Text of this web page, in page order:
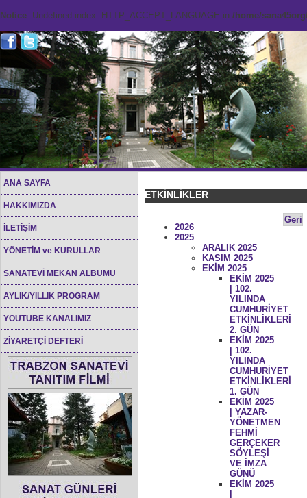
Notice: Undefined index: HTTP_ACCEPT_LANGUAGE in /home/
ANA SAYFA
HAKKIMIZDA
İLETİŞİM
YÖNETİM ve KURULLAR
SANATEVİ MEKAN ALBÜMÜ
AYLIK/YILLIK PROGRAM
YOUTUBE KANALIMIZ
ZİYARETÇİ DEFTERİ
ETKİNLİKLER
Geri
2026
2025
ARALIK 2025
KASIM 2025
EKİM 2025
EKİM 2025
| 102.
YILINDA
CUMHURİYET
ETKİNLİKLERİ
2. GÜN
EKİM 2025
| 102.
YILINDA
CUMHURİYET
ETKİNLİKLERİ
1. GÜN
EKİM 2025
| YAZAR-
YÖNETMEN
FEHMİ
GERÇEKER
SÖYLEŞİ
VE İMZA
GÜNÜ
EKİM 2025